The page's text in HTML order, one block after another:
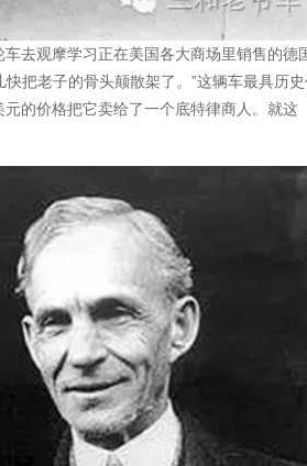
去观摩学习正在美国各大商场里销售的德
把老子的骨头颠散架了。”这辆车最具历
的价格把它卖给了一个底特律商人。就这